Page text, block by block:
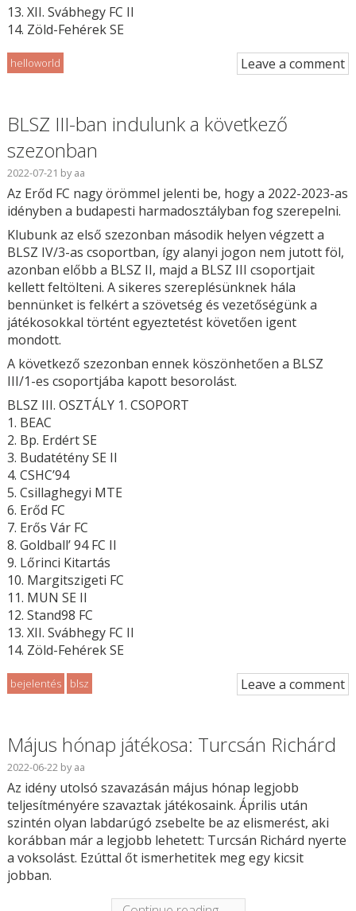
13. XII. Svábhegy FC II
14. Zöld-Fehérek SE
helloworld Leave a comment
BLSZ III-ban indulunk a következő
szezonban
2022-07-21 byaa
Az Erőd FC nagy örömmel jelenti be, hogy a 2022-2023-as
idényben a budapesti harmadosztályban fog szerepelni.
Klubunk az első szezonban második helyen végzett a
BLSZ IV/3-as csoportban, így alanyi jogon nem jutott föl,
azonban előbb a BLSZ II, majd a BLSZ III csoportjait
kellett feltölteni. A sikeres szereplésünknek hála
bennünket is felkért a szövetség és vezetőségünk a
játékosokkal történt egyeztetést követően igent
mondott.
A következő szezonban ennek köszönhetően a BLSZ
III/1-es csoportjába kapott besorolást.
BLSZ III. OSZTÁLY 1. CSOPORT
1. BEAC
2. Bp. Erdért SE
3. Budatétény SE II
4. CSHC’94
5. Csillaghegyi MTE
6. Erőd FC
7. Erős Vár FC
8. Goldball’ 94 FC II
9. Lőrinci Kitartás
10. Margitszigeti FC
11. MUN SE II
12. Stand98 FC
13. XII. Svábhegy FC II
14. Zöld-Fehérek SE
bejelentés blsz Leave a comment
Május hónap játékosa: Turcsán Richárd
2022-06-22byaa
Az idény utolsó szavazásán május hónap legjobb
teljesítményére szavaztak játékosaink. Április után
szintén olyan labdarúgó zsebelte be az elismerést, aki
korábban már a legjobb lehetett: Turcsán Richárd nyerte
a voksolást. Ezúttal őt ismerhetitek meg egy kicsit
jobban.